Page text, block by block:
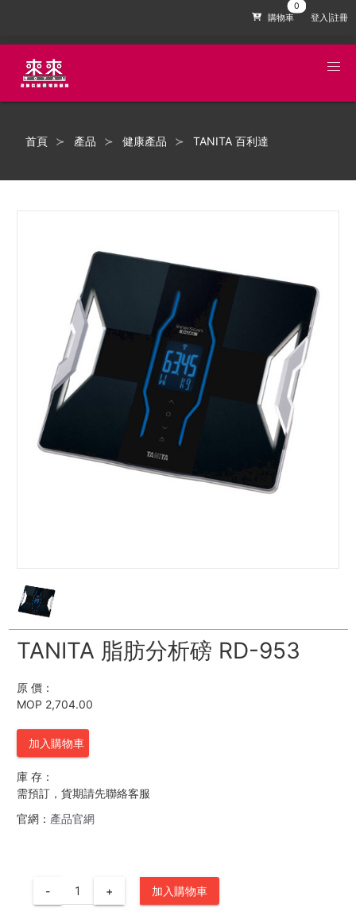
購物車 登入|註冊
首頁 產品 健康產品 TANITA 百利達
TANITA 脂肪分析磅 RD-953
原 價：
MOP 2,704.00
加入購物車
庫 存：
需預訂，貨期請先聯絡客服
官網： 產品官網
- + 加入購物車